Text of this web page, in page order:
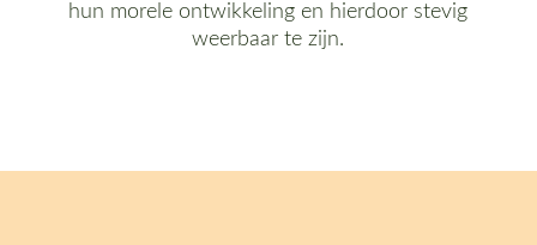
hun morele ontwikkeling en hierdoor stevig
weerbaar te zijn.